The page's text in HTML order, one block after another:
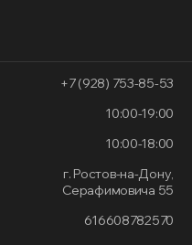
+7 (928) 753-85-53
10:00-19:00
10:00-18:00
г. Ростов-на-Дону,
Серафимовича 55
616608782570